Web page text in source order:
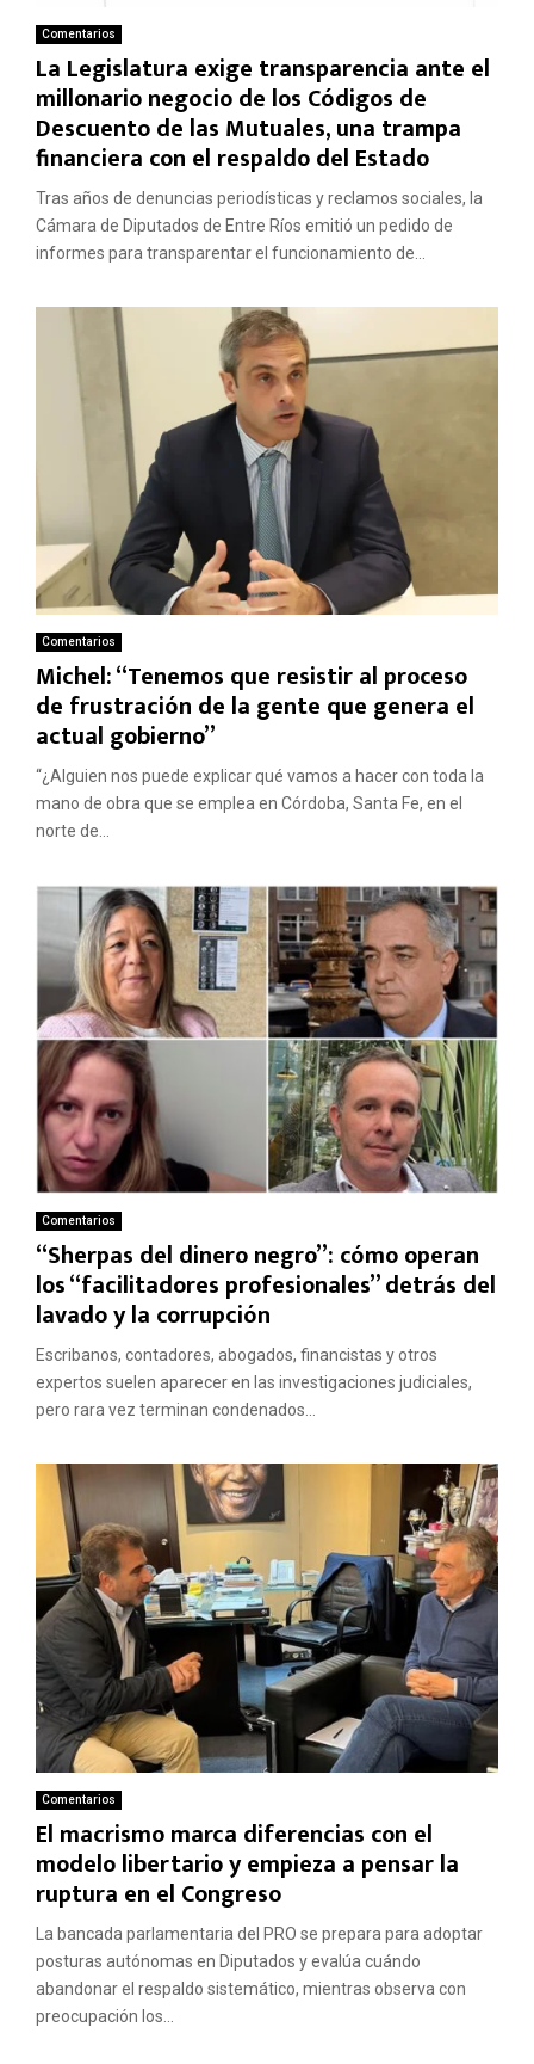
Comentarios
La Legislatura exige transparencia ante el
millonario negocio de los Códigos de
Descuento de las Mutuales, una trampa
financiera con el respaldo del Estado
Tras años de denuncias periodísticas y reclamos sociales, la
Cámara de Diputados de Entre Ríos emitió un pedido de
informes para transparentar el funcionamiento de...
Comentarios
Michel: “Tenemos que resistir al proceso
de frustración de la gente que genera el
actual gobierno”
“¿Alguien nos puede explicar qué vamos a hacer con toda la
mano de obra que se emplea en Córdoba, Santa Fe, en el
norte de...
Comentarios
“Sherpas del dinero negro”: cómo operan
los “facilitadores profesionales” detrás del
lavado y la corrupción
Escribanos, contadores, abogados, financistas y otros
expertos suelen aparecer en las investigaciones judiciales,
pero rara vez terminan condenados...
Comentarios
El macrismo marca diferencias con el
modelo libertario y empieza a pensar la
ruptura en el Congreso
La bancada parlamentaria del PRO se prepara para adoptar
posturas autónomas en Diputados y evalúa cuándo
abandonar el respaldo sistemático, mientras observa con
preocupación los...